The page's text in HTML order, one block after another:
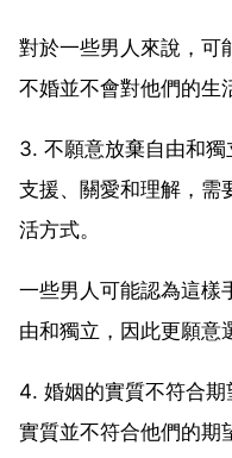
對於一些男人來說，可
不婚並不會對他們的生
3. 不願意放棄自由和
支援、關愛和理解，需
活方式。
一些男人可能認為這樣
由和獨立，因此更願意
4. 婚姻的實質不符合
實質並不符合他們的期